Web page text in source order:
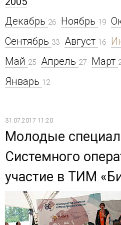
Декабрь 26 Ноябрь 19
Сентябрь 33 Август 16
Май 25 Апрель 27 Март
Январь 12
31.07.2017 11:20
Молодые
Системного
участие в ТИМ